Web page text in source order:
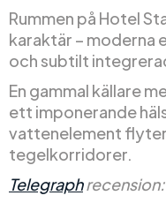
Rummen på Hotel
karaktär – moderna
och subtilt
En gammal källare
ett imponerande
vattenelement
tegelkorridorer.
Telegraphrecension: